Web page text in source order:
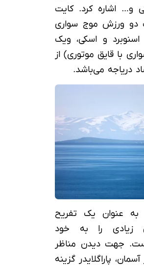
و… اشاره کرد. کایت
دو ورزش موج سواری
و اسکی، ویک
با قایق موتوری) از
دریاجه می‌باشد.
به عنوان یک تفریح
زیادی را به خود
جهت دیدن مناظر
پاراگلایدر گزینه